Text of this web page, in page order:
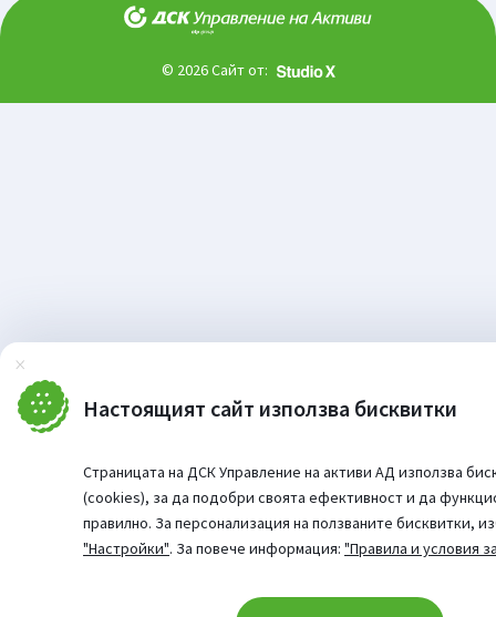
Затвори
Настоящият сайт използва бисквитки
Страницата на ДСК Управление на активи АД използва
(cookies), за да подобри своята ефективност и да
правилно. За персонализация на ползваните бисквитки,
"Настройки". За повече информация: "Правила и условия
© 2026 Сайт от: